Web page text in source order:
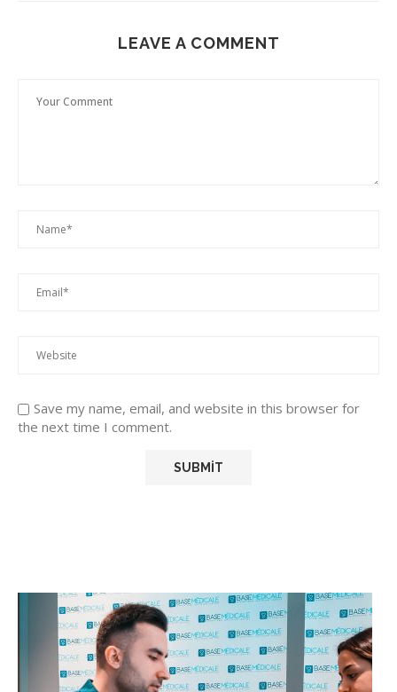
LEAVE A COMMENT
Save my name, email, and website in this browser for
the next time I comment.